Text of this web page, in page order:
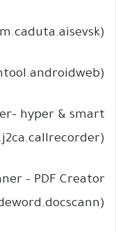
hyper & smart
– PDF Creator